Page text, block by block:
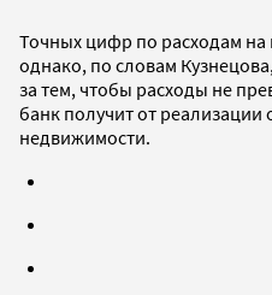
Точных цифр по расходам на
однако, по словам
за тем, чтобы расходы не
банк получит от
недвижимости.